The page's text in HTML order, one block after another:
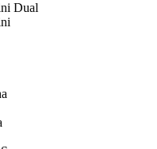
Dual